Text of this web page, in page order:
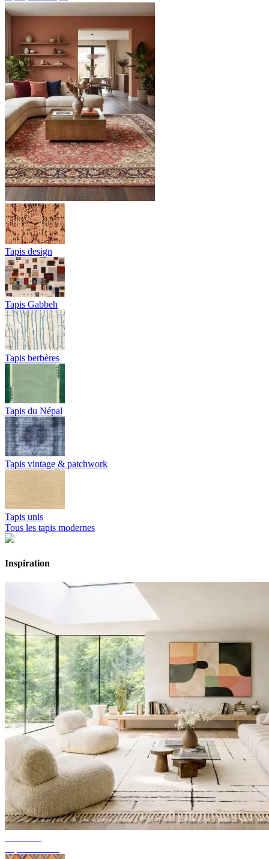
Tapis design
Tapis Gabbeh
Tapis berbères
Tapis du Népal
Tapis vintage & patchwork
Tapis unis
Tous les tapis modernes
Inspiration